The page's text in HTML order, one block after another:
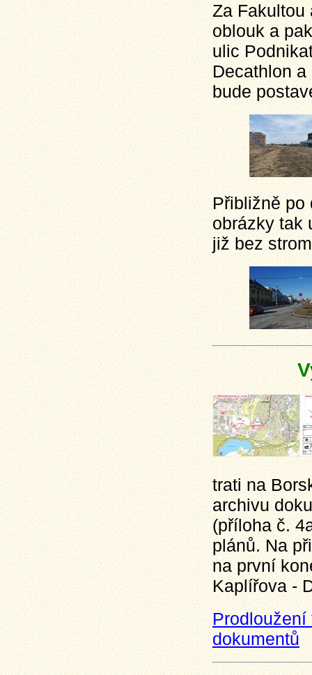
Za Fakultou
oblouk a
ulic
Decathlon
bude
Přibližně po
obrázky tak
již bez
trati na
archivu
(příloha č.
plánů. Na
na první
Kaplířova -
Prodloužení
dokumentů